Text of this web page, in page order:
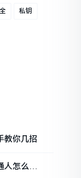
私钥
教你几招
人怎么避